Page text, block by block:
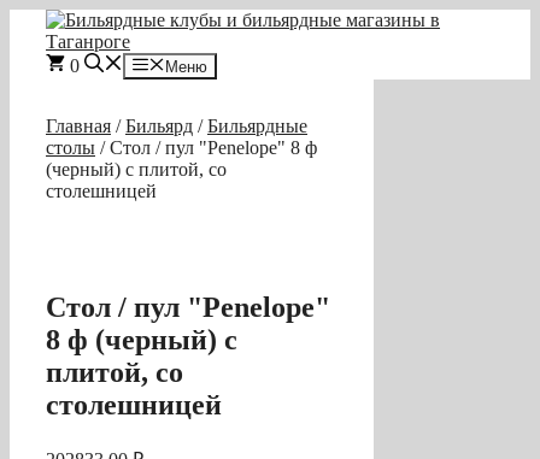
Перейти
содержимому
0 Меню
Главная /Бильярд /Бильярдные
столы / Стол / пул "Penelope" 8 ф
(черный) с плитой, со
столешницей
Стол / пул "Penelope"
8 ф (черный) с
плитой, со
столешницей